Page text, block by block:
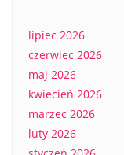
lipiec 2026
czerwiec 2026
maj 2026
kwiecień 2026
marzec 2026
luty 2026